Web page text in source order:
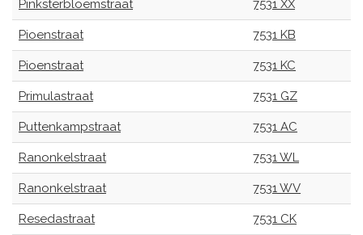
Pinksterbloemstraat 7531 XX
Pioenstraat 7531 KB
Pioenstraat 7531 KC
Primulastraat 7531 GZ
Puttenkampstraat 7531 AC
Ranonkelstraat 7531 WL
Ranonkelstraat 7531 WV
Resedastraat 7531 CK